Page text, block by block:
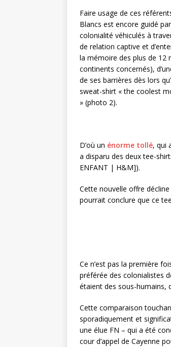
Faire usage de ces
Blancs est encore guidé
colonialité véhiculés à
de relation captive et
la mémoire des plus de 12
continents concernés),
de ses barrières dès lors
sweat-shirt « the coolest
» (photo 2).
D’où un énorme tollé, qui
a disparu des deux tee-
ENFANT | H&M]).
Cette nouvelle offre décline
pourrait conclure que ce
Ce n’est pas la première
préférée des colonialistes
étaient des sous-humains,
Cette comparaison
sporadiquement et
une élue FN – qui a été
cour d’appel de Cayenne